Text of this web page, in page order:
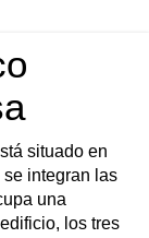
situado en
integran las
una
los tres